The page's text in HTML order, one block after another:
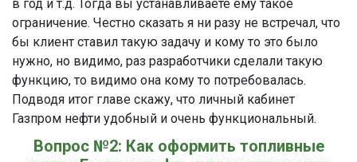
в год и т.д. Тогда вы устанавливаете ему такое
ограничение. Честно сказать я ни разу не встречал, что
бы клиент ставил такую задачу и кому то это было
нужно, но видимо, раз разработчики сделали такую
функцию, то видимо она кому то потребовалась.
Подводя итог главе скажу, что личный кабинет
Газпром нефти удобный и очень функциональный.
Вопрос №2: Как оформить топливные